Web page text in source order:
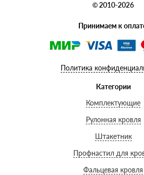
© 2010-2026
Принимаем к
Политика
Категории
Комплектующие
Рулонная кровля
Штакетник
Профнастил для
Фальцевая кровля